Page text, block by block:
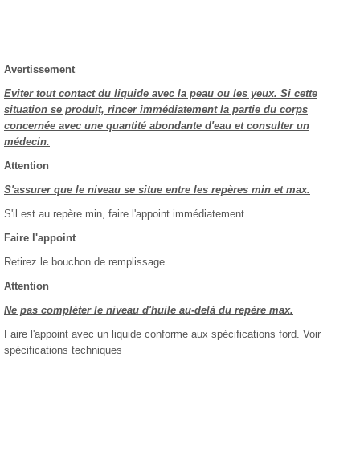
Avertissement
Eviter tout contact du liquide avec la peau ou les yeux. Si cette
situation se produit, rincer immédiatement la partie du corps
concernée avec une quantité abondante d'eau et consulter un
médecin.
Attention
S'assurer que le niveau se situe entre les repères min et max.
S'il est au repère min, faire l'appoint immédiatement.
Faire l'appoint
Retirez le bouchon de remplissage.
Attention
Ne pas compléter le niveau d'huile au-delà du repère max.
Faire l'appoint avec un liquide conforme aux spécifications ford. Voir
spécifications techniques